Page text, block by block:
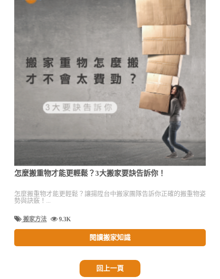
怎麼搬重物才能更輕鬆？3大搬家要訣告訴你！
怎麼搬重物才能更輕鬆？讓揚陞台中搬家團隊告訴你正確的搬重物姿
勢與訣竅！...
搬家方法 9.3K
閱讀搬家知識
回上一頁